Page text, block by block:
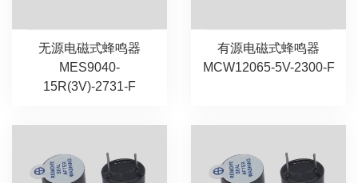
无源电磁式蜂鸣器
MES9040-
15R(3V)-2731-F
有源电磁式蜂鸣器
MCW12065-5V-2300-F